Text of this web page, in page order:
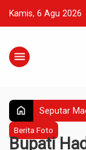
Kamis, 6 Agu 2026
menu
home Seputar
Berita Foto
Bupati